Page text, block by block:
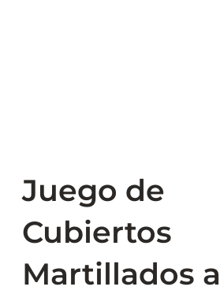
Juego de
Cubiertos
Martillados a